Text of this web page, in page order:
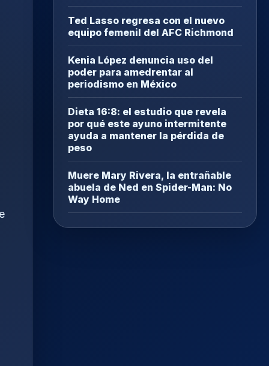
Ted Lasso regresa con el nuevo
equipo femenil del AFC Richmond
Kenia López denuncia uso del
poder para amedrentar al
periodismo en México
Dieta 16:8: el estudio que revela
por qué este ayuno intermitente
ayuda a mantener la pérdida de
peso
Muere Mary Rivera, la entrañable
abuela de Ned en Spider-Man: No
Way Home